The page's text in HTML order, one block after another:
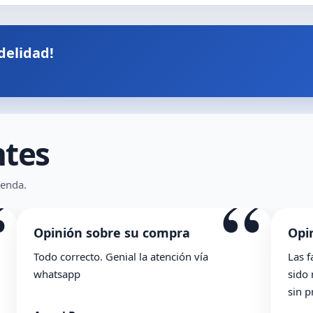
“
Opinión sobre su compra
Las facilidades de la tienda se agradecen. Han
sido muy ambles y el pedido de ha llegado
La